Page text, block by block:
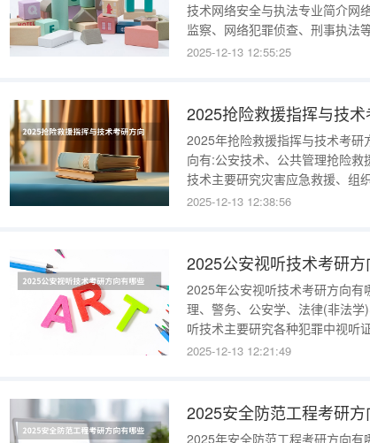
技术网络安全与执法专业简介网
监察、网络犯罪侦查、刑事执法
察、国家安全等部门进行网络安
息监控技术》、《
2025-12-13 12:55:25
2025抢险救援指挥与技术
2025年抢险救援指挥与技术考
向有:公安技术、公共管理抢险
技术主要研究灾害应急救援、组
技能，在公安消防部队进行灾害
火救援组织指挥方法
2025-12-13 12:38:56
2025公安视听技术考研方
2025年公安视听技术考研方向
理、警务、公安学、法律(非法
听技术主要研究各种犯罪中视听
理、分析、鉴定等技术手段，检
听等。关键词：
2025-12-13 12:21:49
2025安全防范工程考研方
2025年安全防范工程考研方向